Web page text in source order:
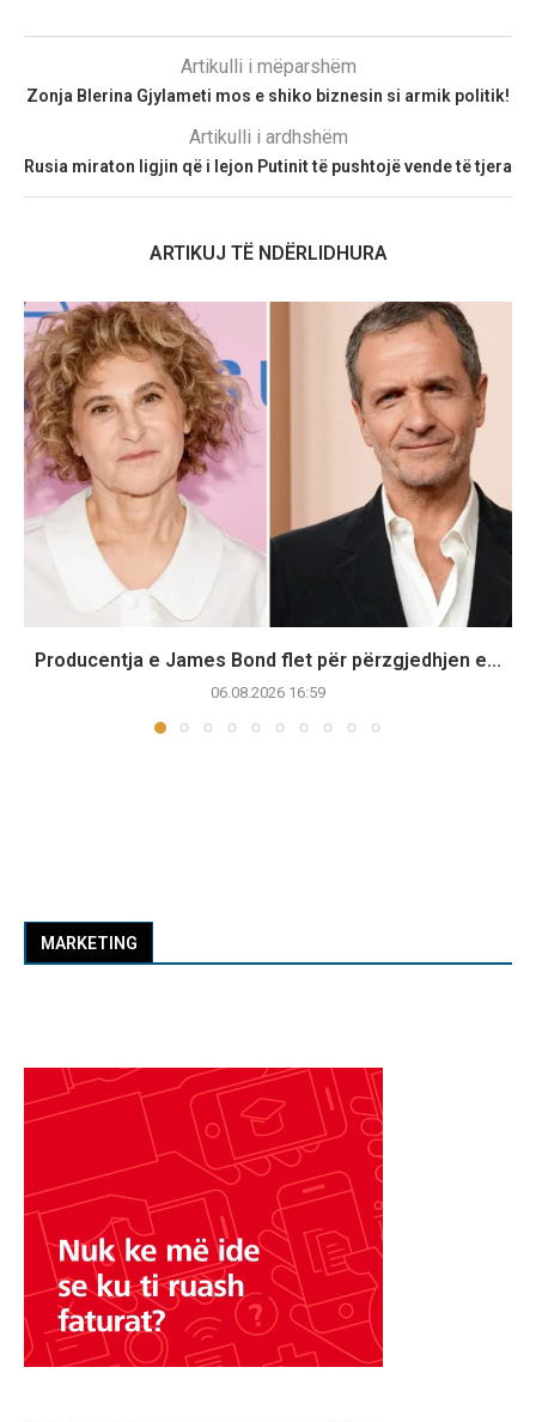
Artikulli i mëparshëm
Zonja Blerina Gjylameti mos e shiko biznesin si armik politik!
Artikulli i ardhshëm
Rusia miraton ligjin që i lejon Putinit të pushtojë vende të tjera
ARTIKUJ TË NDËRLIDHURA
Producentja e James Bond flet për përzgjedhjen e...
06.08.2026 16:59
MARKETING